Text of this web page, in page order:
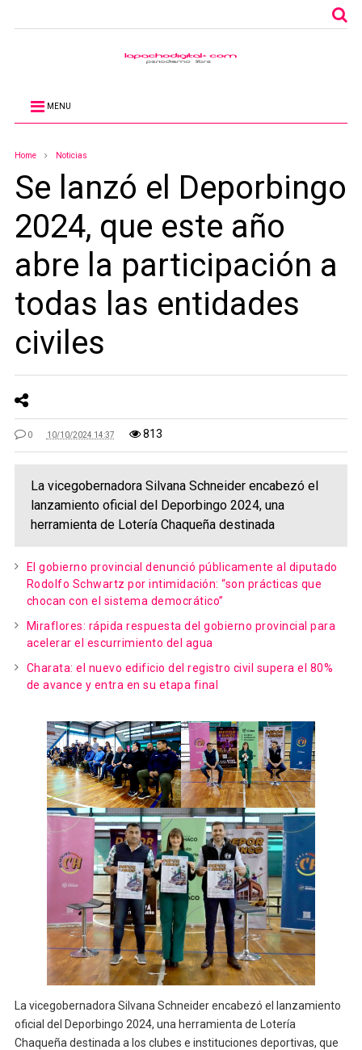
MENU
Home Noticias
Se lanzó el Deporbingo
2024, que este año
abre la participación a
todas las entidades
civiles
0 10/10/2024 14:37 813
La vicegobernadora Silvana Schneider encabezó el
lanzamiento oficial del Deporbingo 2024, una
herramienta de Lotería Chaqueña destinada
El gobierno provincial denunció públicamente al diputado
Rodolfo Schwartz por intimidación: “son prácticas que
chocan con el sistema democrático”
Miraflores: rápida respuesta del gobierno provincial para
acelerar el escurrimiento del agua
Charata: el nuevo edificio del registro civil supera el 80%
de avance y entra en su etapa final
La vicegobernadora Silvana Schneider encabezó el lanzamiento
oficial del Deporbingo 2024, una herramienta de Lotería
Chaqueña destinada a los clubes e instituciones deportivas, que